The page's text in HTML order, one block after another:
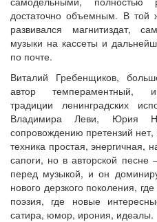
достаточно объемным. В той
развивался магнитиздат,
музыки на кассеты и
по почте.
Виталий Гребенщиков,
автор темпераментный,
традиции ленинградских
Владимира Леви, Юрия
сопровождению претензий нет,
техника простая, энергичная,
сапоги, но в авторской песне
перед музыкой, и он
нового дерзкого поколения,
поэзия, где новые
сатира, юмор, ирония, идеалы.